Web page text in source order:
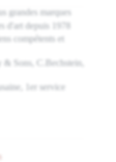
grandes marques
d'art depuis 1978
compétents et
& Sons, C.Bechstein,
1er service